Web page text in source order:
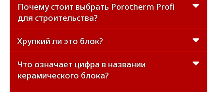
Почему стоит выбрать Porotherm Profi
для строительства?
Хрупкий ли это блок?
Что означает цифра в названии
керамического блока?